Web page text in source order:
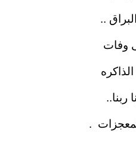
..
وفات
ربنا..
.